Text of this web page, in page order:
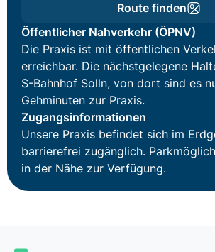
Route finden
Öffentlicher Nahverkehr (ÖPNV)
Die Praxis ist mit öffentlichen
erreichbar. Die nächstgelegene
S-Bahnhof Solln, von dort sind es
Gehminuten zur Praxis.
Zugangsinformationen
Unsere Praxis befindet sich im
barrierefrei zugänglich.
in der Nähe zur Verfügung.